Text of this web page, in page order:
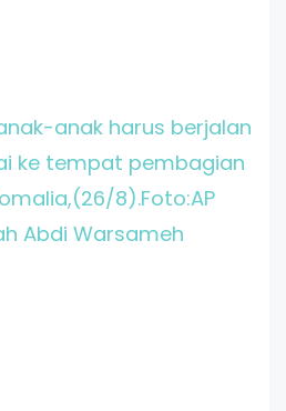
anak harus berjalan
ke tempat pembagian
8).Foto:AP
Abdi Warsameh